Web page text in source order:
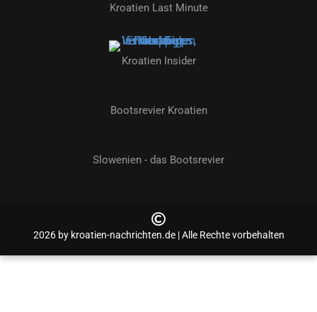
Kroatien Last Minute
Kroatien Insider
Bootsrevier Kroatien
Slowenien - das Bootsrevier
2026 by kroatien-nachrichten.de | Alle Rechte vorbehalten